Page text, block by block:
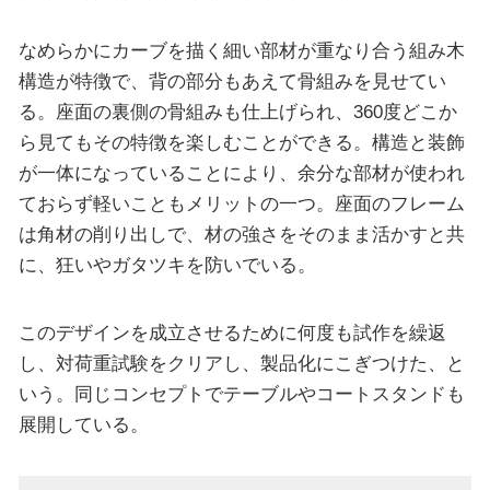
なめらかにカーブを描く細い部材が重なり合う組み木
構造が特徴で、背の部分もあえて骨組みを見せてい
る。座面の裏側の骨組みも仕上げられ、360度どこか
ら見てもその特徴を楽しむことができる。構造と装飾
が一体になっていることにより、余分な部材が使われ
ておらず軽いこともメリットの一つ。座面のフレーム
は角材の削り出しで、材の強さをそのまま活かすと共
に、狂いやガタツキを防いでいる。
このデザインを成立させるために何度も試作を繰返
し、対荷重試験をクリアし、製品化にこぎつけた、と
いう。同じコンセプトでテーブルやコートスタンドも
展開している。